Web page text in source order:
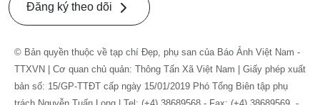
Đăng ký theo dõi
© Bản quyền thuộc về tạp chí Đẹp, phụ san của Báo Ảnh Việt Nam -
TTXVN | Cơ quan chủ quản: Thông Tấn Xã Việt Nam | Giấy phép xuất
bản số: 15/GP-TTĐT cấp ngày 15/01/2019 Phó Tổng Biên tập phụ